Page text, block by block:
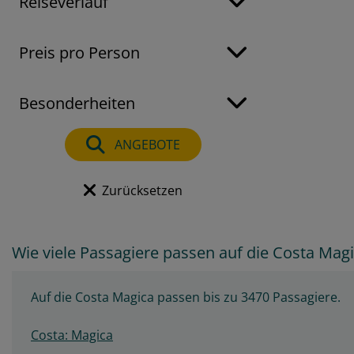
Preis pro Person
Besonderheiten
ANGEBOTE
Zurücksetzen
Wie viele Passagiere passen auf die Costa
Auf die Costa Magica passen bis zu 3470 Passagiere.
Costa: Magica